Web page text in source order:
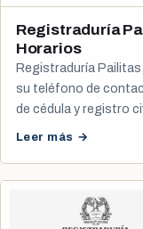
Registraduría
Horarios
Registraduría
su teléfono de
de cédula y registro
Leer más →